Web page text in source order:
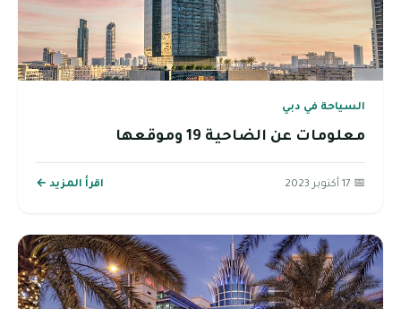
السياحة في دبي
معلومات عن الضاحية 19 وموقعها
📅 17 أكتوبر 2023 اقرأ المزيد ←